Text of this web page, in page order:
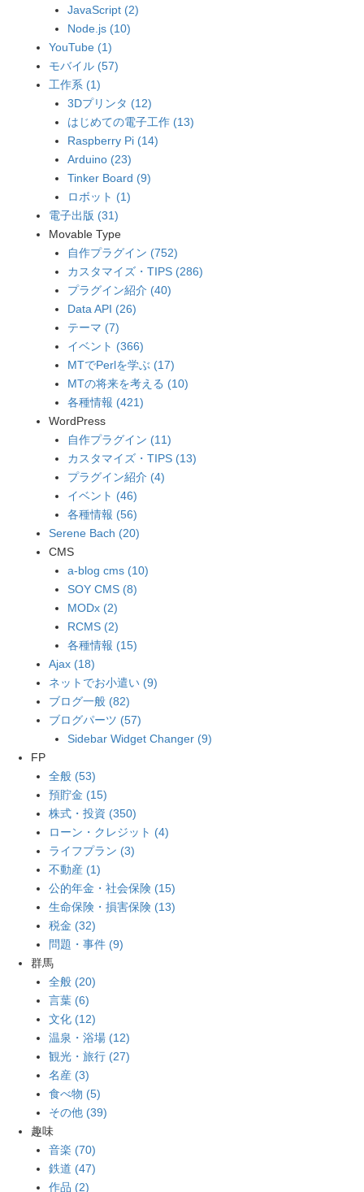
JavaScript (2)
Node.js (10)
YouTube (1)
モバイル (57)
工作系 (1)
3Dプリンタ (12)
はじめての電子工作 (13)
Raspberry Pi (14)
Arduino (23)
Tinker Board (9)
ロボット (1)
電子出版 (31)
Movable Type
自作プラグイン (752)
カスタマイズ・TIPS (286)
プラグイン紹介 (40)
Data API (26)
テーマ (7)
イベント (366)
MTでPerlを学ぶ (17)
MTの将来を考える (10)
各種情報 (421)
WordPress
自作プラグイン (11)
カスタマイズ・TIPS (13)
プラグイン紹介 (4)
イベント (46)
各種情報 (56)
Serene Bach (20)
CMS
a-blog cms (10)
SOY CMS (8)
MODx (2)
RCMS (2)
各種情報 (15)
Ajax (18)
ネットでお小遣い (9)
ブログ一般 (82)
ブログパーツ (57)
Sidebar Widget Changer (9)
FP
全般 (53)
預貯金 (15)
株式・投資 (350)
ローン・クレジット (4)
ライフプラン (3)
不動産 (1)
公的年金・社会保険 (15)
生命保険・損害保険 (13)
税金 (32)
問題・事件 (9)
群馬
全般 (20)
言葉 (6)
文化 (12)
温泉・浴場 (12)
観光・旅行 (27)
名産 (3)
食べ物 (5)
その他 (39)
趣味
音楽 (70)
鉄道 (47)
作品 (2)